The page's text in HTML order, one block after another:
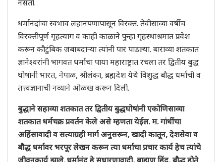
नसतो.
धर्मानंदांचा स्वभाव लहानपणापासून विरक्त. तेवीसाव्या वर्षीच
विरक्तीपूर्ण गृहत्याग व काही काळाने पुन्हा गृहस्थाश्रमात प्रवेश
करून कौटुंबिक जबाबदार्‍या त्यांनी पार पाडल्या. बाराव्या शतकात
ज्ञानेश्‍वरांनी भागवत धर्माचा पाया महाराष्ट्रात रचला तर द्वितीय बुद्ध
घोषांनी भारत, नेपाळ, श्रीलंका, ब्रह्मदेश येथे विशुद्ध बौद्ध धर्माची व
तत्त्वज्ञानाची नव्याने ओळख करून दिली.
बुद्धाने सहाव्या शतकात तर द्वितीय बुद्धघोषांनी एकोणिसाव्या
शतकात धर्मचक्र प्रवर्तन केले असे म्हणता येईल. म. गांधींचा
अहिंसावादी व सत्याग्रही मार्ग अनुसरून, खादी कातून, देशसेवा व
बौद्ध धर्मावर भरपूर लेखन करून त्या धर्माचा प्रचार कार्य हेच त्यांचे